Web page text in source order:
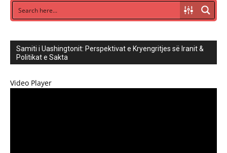
Samiti i Uashingtonit: Perspektivat e Kryengritjes së Iranit &
Politikat e Sakta
Video Player